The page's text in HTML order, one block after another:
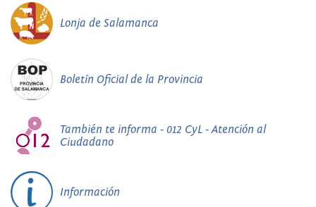
Lonja de Salamanca
Boletín Oficial de la Provincia
También te informa - 012 CyL - Atención al
Ciudadano
Información